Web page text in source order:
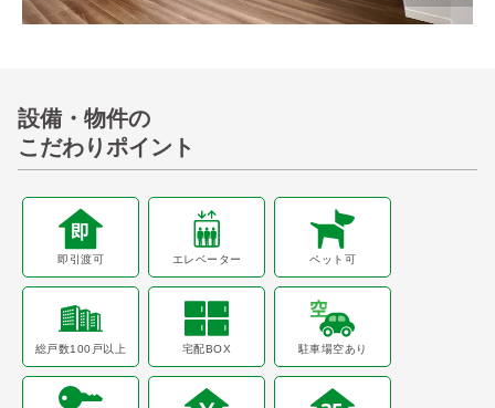
設備・物件の
こだわりポイント
即引渡可 エレベーター ペット可
総戸数100戸以上 宅配BOX 駐車場空あり